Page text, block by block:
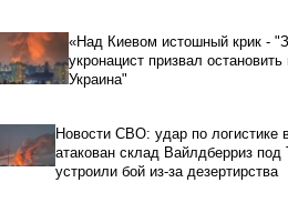
«Над Киевом истошный крик -
укронацист призвал
Украина"
Новости СВО: удар по логистике
атакован склад Вайлдберриз
устроили бой из-за дезертирства